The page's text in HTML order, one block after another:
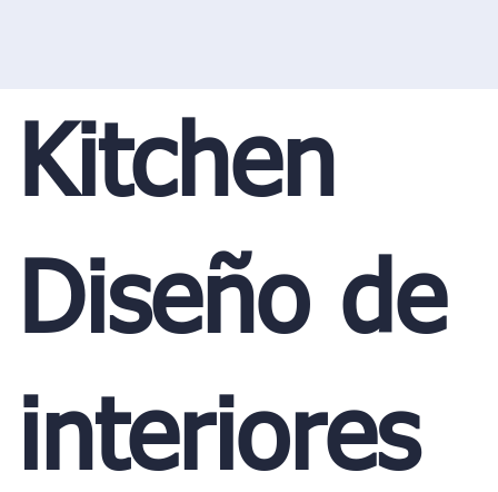
Kitchen
Diseño de
interiores